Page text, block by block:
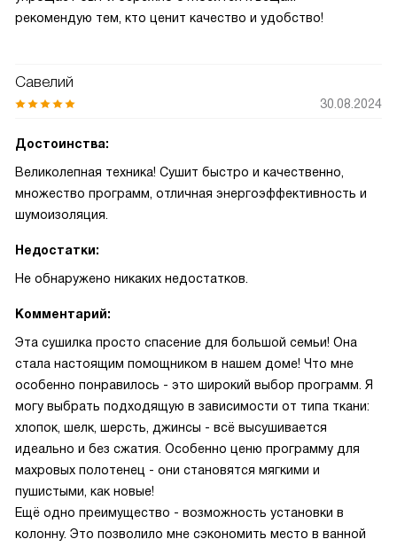
рекомендую тем, кто ценит качество и удобство!
Савелий
30.08.2024
Достоинства:
Великолепная техника! Сушит быстро и качественно,
множество программ, отличная энергоэффективность и
шумоизоляция.
Недостатки:
Не обнаружено никаких недостатков.
Комментарий:
Эта сушилка просто спасение для большой семьи! Она
стала настоящим помощником в нашем доме! Что мне
особенно понравилось - это широкий выбор программ. Я
могу выбрать подходящую в зависимости от типа ткани:
хлопок, шелк, шерсть, джинсы - всё высушивается
идеально и без сжатия. Особенно ценю программу для
махровых полотенец - они становятся мягкими и
пушистыми, как новые!
Ещё одно преимущество - возможность установки в
колонну. Это позволило мне сэкономить место в ванной